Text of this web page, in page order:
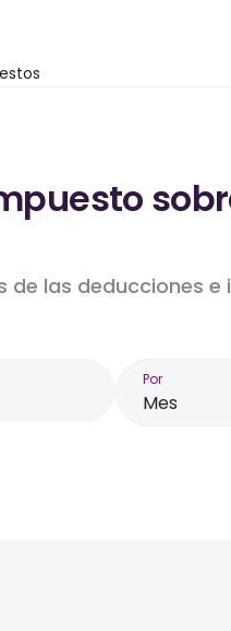
de las deducciones e
Por
Mes